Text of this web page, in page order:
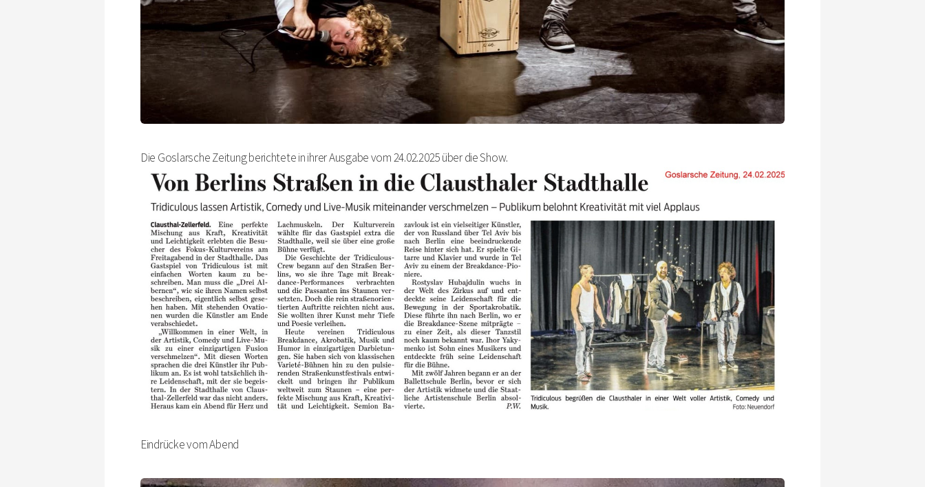
Die Goslarsche Zeitung berichtete in ihrer Ausgabe vom 24.02.2025 über die Show.
Eindrücke vom Abend